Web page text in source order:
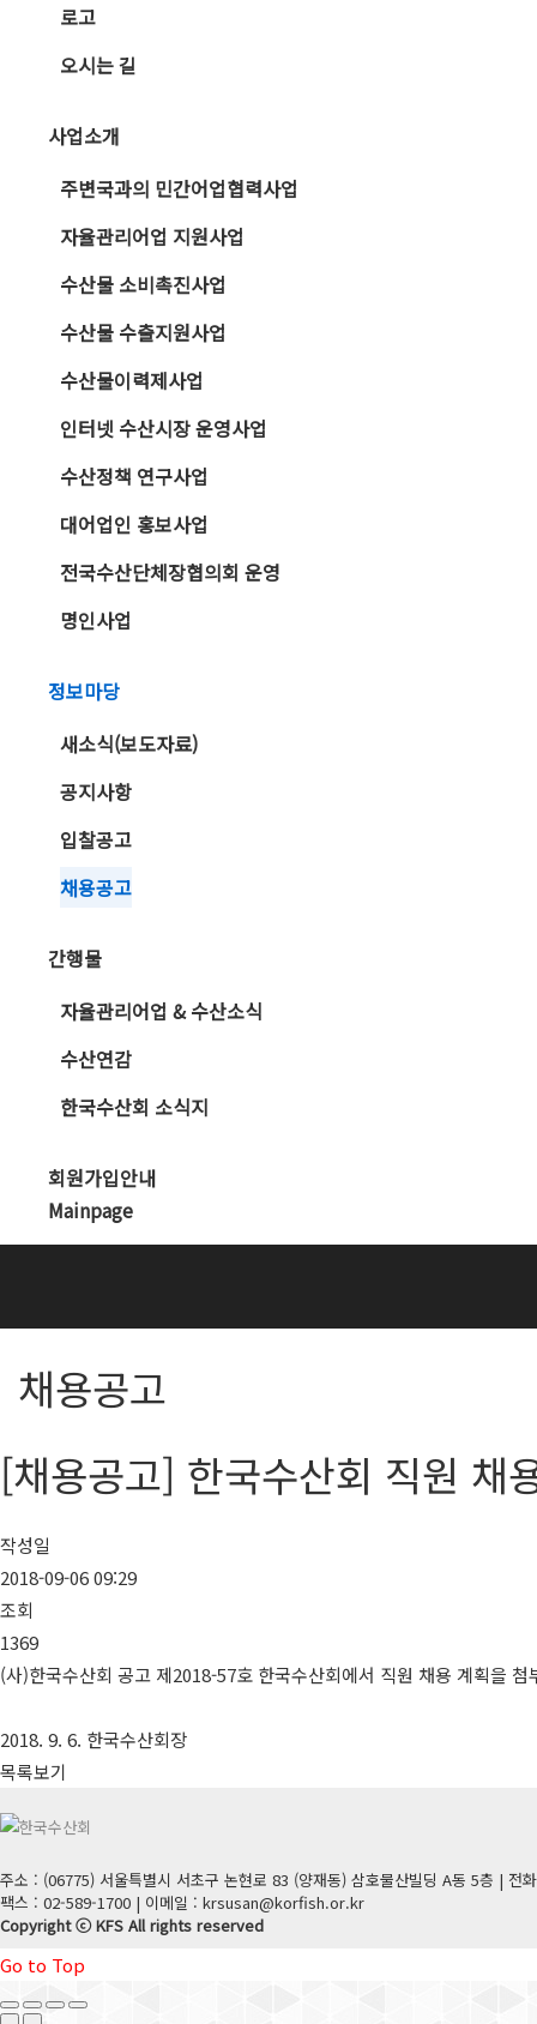
로고
오시는 길
사업소개
주변국과의 민간어업협력사업
자율관리어업 지원사업
수산물 소비촉진사업
수산물 수출지원사업
수산물이력제사업
인터넷 수산시장 운영사업
수산정책 연구사업
대어업인 홍보사업
전국수산단체장협의회 운영
명인사업
정보마당
새소식(보도자료)
공지사항
입찰공고
채용공고
간행물
자율관리어업 & 수산소식
수산연감
한국수산회 소식지
회원가입안내
Mainpage
채용공고
[채용공고] 한국수산회 직원 채
작성일
2018-09-06 09:29
조회
1369
(사)한국수산회 공고 제2018-57호 한국수산회에서 직원 채용 계획을 첨
2018. 9. 6. 한국수산회장
목록보기
주소 : (06775) 서울특별시 서초구 논현로 83 (양재동) 삼호물산빌딩 A동 5층 | 전
팩스 : 02-589-1700 | 이메일 : krsusan@korfish.or.kr
Copyright ⓒ KFS All rights reserved
Go to Top